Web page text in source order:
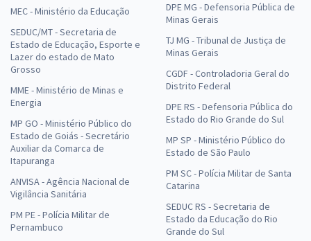
MEC - Ministério da Educação
SEDUC/MT - Secretaria de
Estado de Educação, Esporte e
Lazer do estado de Mato
Grosso
MME - Ministério de Minas e
Energia
MP GO - Ministério Público do
Estado de Goiás - Secretário
Auxiliar da Comarca de
Itapuranga
ANVISA - Agência Nacional de
Vigilância Sanitária
PM PE - Polícia Militar de
Pernambuco
DPE MG - Defensoria Pública de
Minas Gerais
TJ MG - Tribunal de Justiça de
Minas Gerais
CGDF - Controladoria Geral do
Distrito Federal
DPE RS - Defensoria Pública do
Estado do Rio Grande do Sul
MP SP - Ministério Público do
Estado de São Paulo
PM SC - Polícia Militar de Santa
Catarina
SEDUC RS - Secretaria de
Estado da Educação do Rio
Grande do Sul